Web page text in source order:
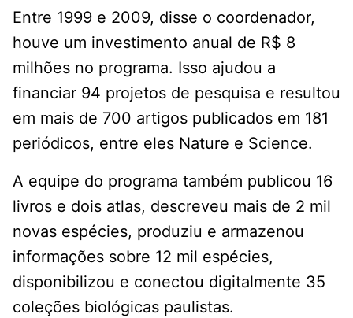
Entre 1999 e 2009, disse o coordenador,
houve um investimento anual de R$ 8
milhões no programa. Isso ajudou a
financiar 94 projetos de pesquisa e resultou
em mais de 700 artigos publicados em 181
periódicos, entre eles Nature e Science.
A equipe do programa também publicou 16
livros e dois atlas, descreveu mais de 2 mil
novas espécies, produziu e armazenou
informações sobre 12 mil espécies,
disponibilizou e conectou digitalmente 35
coleções biológicas paulistas.